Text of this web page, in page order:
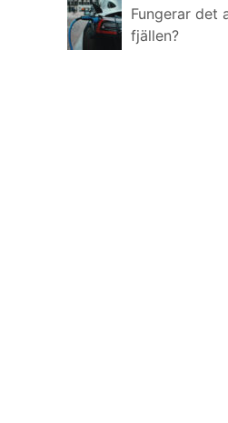
Fungerar det
fjällen?